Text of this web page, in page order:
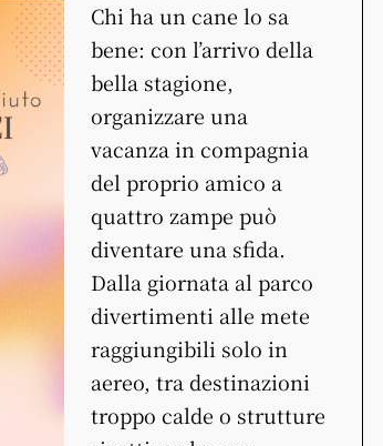
Chi ha un cane lo sa
bene: con l’arrivo della
bella stagione,
organizzare una
vacanza in compagnia
del proprio amico a
quattro zampe può
diventare una sfida.
Dalla giornata al parco
divertimenti alle mete
raggiungibili solo in
aereo, tra destinazioni
troppo calde o strutture